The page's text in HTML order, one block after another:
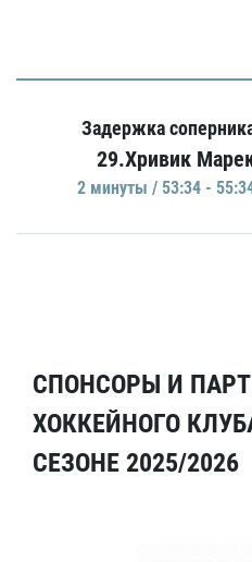
Задержка
29.Хривик
2 минуты / 53:34 -
СПОНСОРЫ И
ХОККЕЙНОГО
СЕЗОНЕ 2025/2026